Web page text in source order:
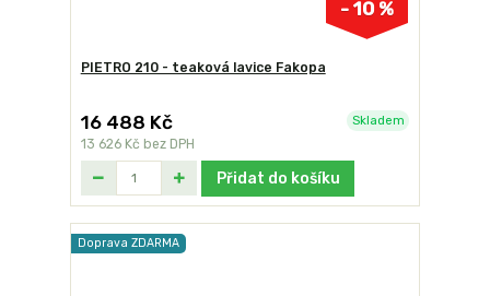
- 10 %
PIETRO 210 - teaková lavice Fakopa
16 488 Kč
13 626 Kč bez DPH
Skladem
Přidat do košíku
Doprava ZDARMA